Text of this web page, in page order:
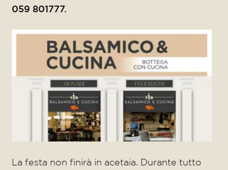
059 801777.
La festa non finirà in acetaia. Durante tutto